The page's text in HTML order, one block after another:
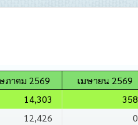
ภาคม 2569 เมษายน 2569
14,303 358
12,426 0